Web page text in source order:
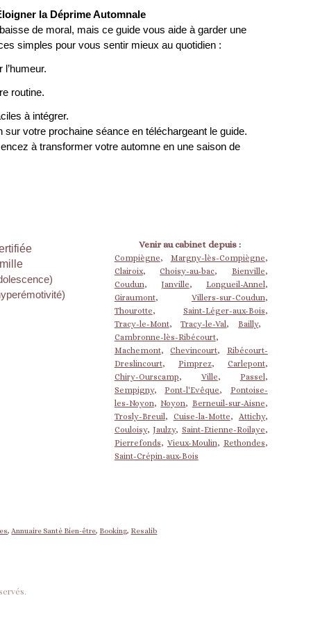
la Déprime Automnale
de moral, mais ce guide vous aide à garder une
simples pour vous sentir mieux au quotidien :
routine.
à intégrer.
sur votre prochaine séance en téléchargeant le guide.
à transformer votre automne en une saison de
Venir au cabinet depuis :
Compiègne, Margny-lès-Compiègne,
Clairoix,Choisy-au-bac, Bienville,
Coudun, Janville, Longueil-Annel,
Giraumont, Villers-sur-Coudun,
Thourotte, Saint-Léger-aux-Bois,
Tracy-le-Mont,Tracy-le-Val, Bailly,
Cambronne-lès-Ribécourt,
Machemont,Chevincourt, Ribécourt-
Dreslincourt, Pimprez, Carlepont,
Chiry-Ourscamp, Ville, Passel,
Sempigny, Pont-l'Evêque, Pontoise-
les-Noyon, Noyon, Berneuil-sur-Aisne,
Trosly-Breuil, Cuise-la-Motte, Attichy,
Couloisy, Jaulzy, Saint-Etienne-Roilaye,
Pierrefonds, Vieux-Moulin, Rethondes,
Saint-Crépin-aux-Bois
, Annuaire Santé Bien-être, Booking, Resalib